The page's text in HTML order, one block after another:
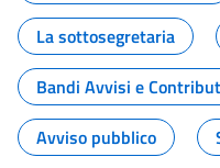
La sottosegretaria
Bandi Avvisi e
Avviso pubblico